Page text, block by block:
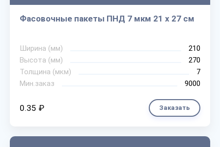
Фасовочные пакеты ПНД 7 мкм 21 х 27 см
Ширина (мм)
210
Высота (мм)
270
Толщина (мкм)
7
Мин.заказ
9000
0.35 ₽ Заказать